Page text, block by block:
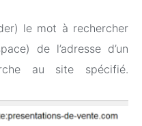
le mot à rechercher
de l’adresse d’un
au site spécifié.